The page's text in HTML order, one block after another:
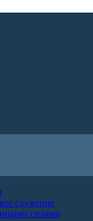
служение
силами